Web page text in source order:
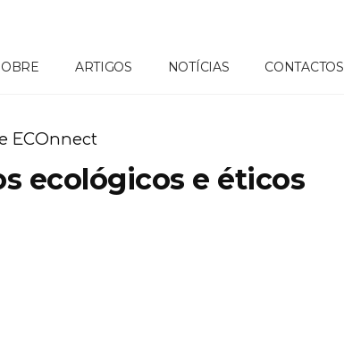
ARTIGOS NOTÍCIAS CONTACTOS
ECOnnect
ecológicos e éticos